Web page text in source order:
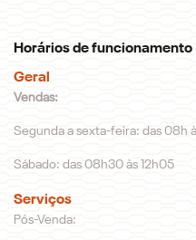
Horários de funcionamento
Geral
Vendas:
Segunda a sexta-feira: das 08h
Sábado: das 08h30 às 12h05
Serviços
Pós-Venda: